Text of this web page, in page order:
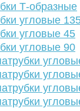
Т-образные
угловые
угловые 45
угловые 90